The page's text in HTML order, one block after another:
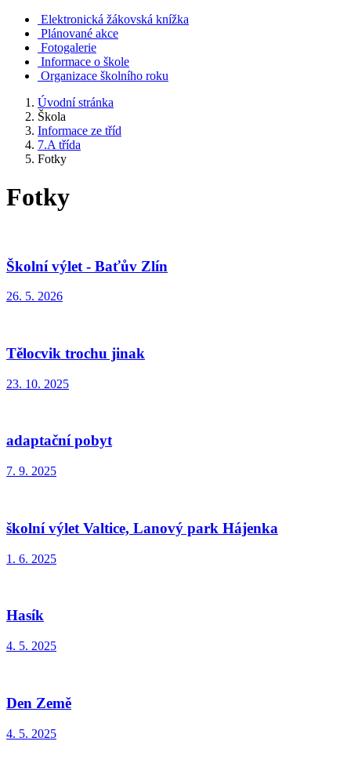
Elektronická žákovská knížka
Plánované akce
Fotogalerie
Informace o škole
Organizace školního roku
Úvodní stránka
Škola
Informace ze tříd
7.A třída
Fotky
Fotky
Školní výlet - Baťův Zlín
26. 5. 2026
Tělocvik trochu jinak
23. 10. 2025
adaptační pobyt
7. 9. 2025
školní výlet Valtice, Lanový park Hájenka
1. 6. 2025
Hasík
4. 5. 2025
Den Země
4. 5. 2025